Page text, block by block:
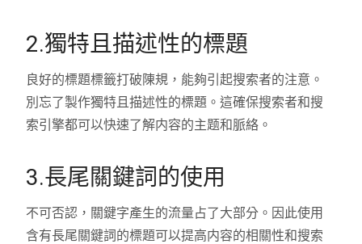
2.獨特且描述性的標題
良好的標題標籤打破陳規，能夠引起搜索者的注意。
別忘了製作獨特且描述性的標題。這確保搜索者和搜
索引擎都可以快速了解内容的主题和脈絡。
3.長尾關鍵詞的使用
不可否認，關鍵字產生的流量占了大部分。因此使用
含有長尾關鍵詞的標題可以提高内容的相關性和搜索